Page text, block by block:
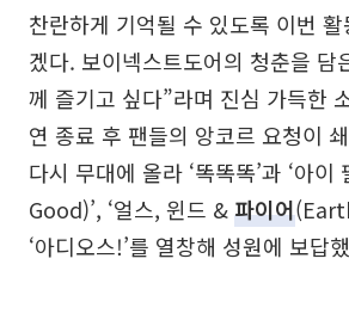
찬란하게 기억될 수 있도록 이번
겠다. 보이넥스트도어의 청춘을 담
께 즐기고 싶다”라며 진심 가득한
연 종료 후 팬들의 앙코르 요청이
다시 무대에 올라 ‘똑똑똑’과 ‘아
Good)’, ‘얼스, 윈드 &파이어
‘아디오스!’를 열창해 성원에 보답